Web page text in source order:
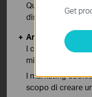
Get
Questi cookies
disattivati nel tuo
Analytics e
I cookies analitici
migliorarne le
I marketing
scopo di creare